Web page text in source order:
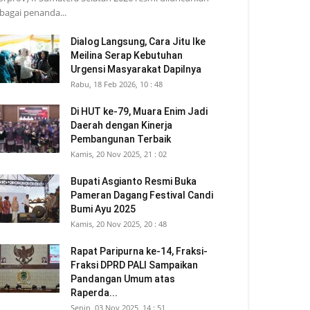
penanda...
Dialog Langsung, Cara Jitu Ike
Meilina Serap Kebutuhan
Urgensi Masyarakat Dapilnya
Rabu, 18 Feb 2026, 10 : 48
Di HUT ke-79, Muara Enim Jadi
Daerah dengan Kinerja
Pembangunan Terbaik
Kamis, 20 Nov 2025, 21 : 02
Bupati Asgianto Resmi Buka
Pameran Dagang Festival Candi
Bumi Ayu 2025
Kamis, 20 Nov 2025, 20 : 48
Rapat Paripurna ke-14, Fraksi-
Fraksi DPRD PALI Sampaikan
Pandangan Umum atas
Raperda...
Senin, 03 Nov 2025, 14 : 51